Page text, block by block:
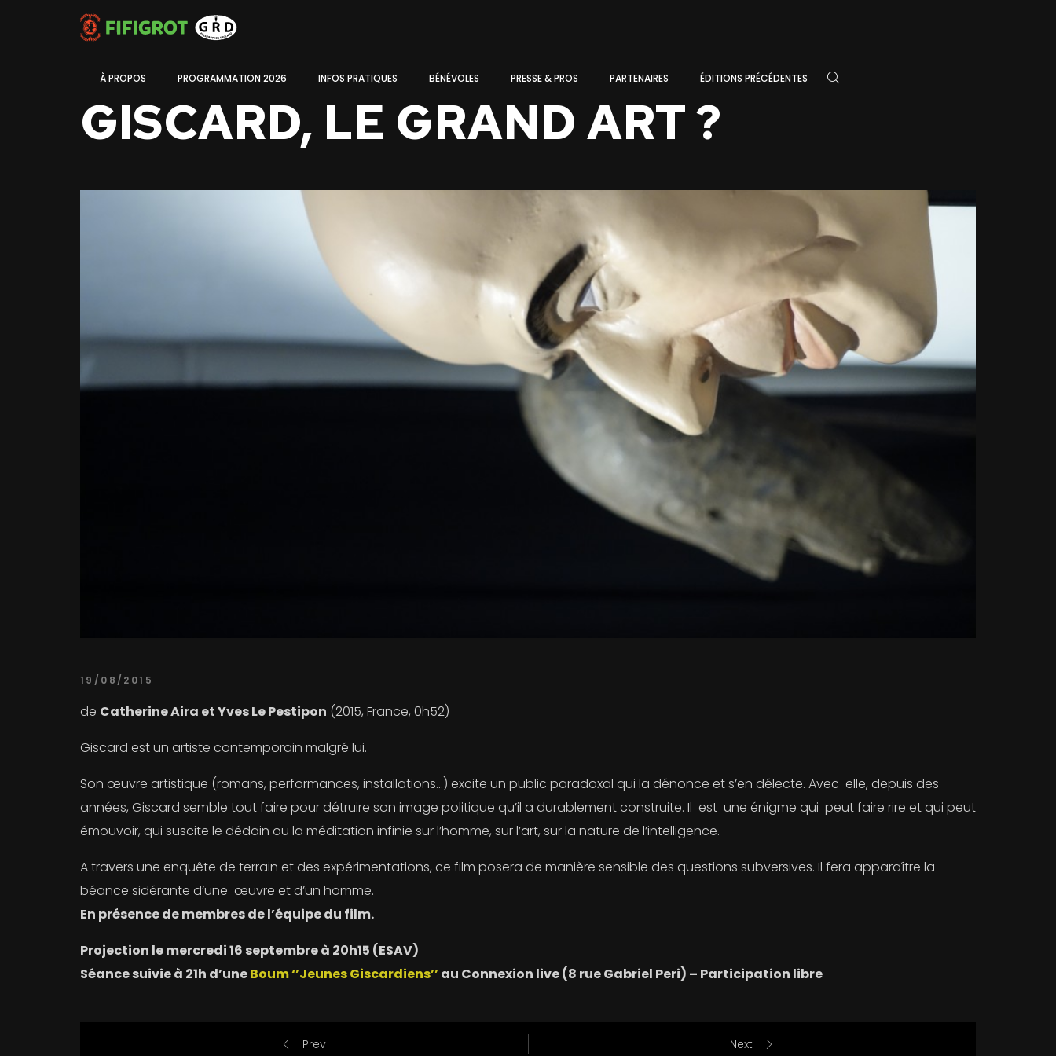
À PROPOS PROGRAMMATION 2026 INFOS PRATIQUES BÉNÉVOLES PRESSE & PROS PARTENAIRES ÉDITIONS PRÉCÉDENTES
GISCARD, LE GRAND ART ?
19/08/2015
de Catherine Aira et Yves Le Pestipon (2015, France, 0h52)
Giscard est un artiste contemporain malgré lui.
Son œuvre artistique (romans, performances, installations…) excite un public paradoxal qui la dénonce et s’en délecte. Avec elle, depuis des
années, Giscard semble tout faire pour détruire son image politique qu’il a durablement construite. Il est une énigme qui peut faire rire et qui peut
émouvoir, qui suscite le dédain ou la méditation infinie sur l’homme, sur l’art, sur la nature de l’intelligence.
A travers une enquête de terrain et des expérimentations, ce film posera de manière sensible des questions subversives. Il fera apparaître la
béance sidérante d’une œuvre et d’un homme.
En présence de membres de l’équipe du film.
Projection le mercredi 16 septembre à 20h15 (ESAV)
Séance suivie à 21h d’uneBoum ‘’Jeunes Giscardiens’’au Connexion live (8 rue Gabriel Peri) – Participation libre
Prev Next